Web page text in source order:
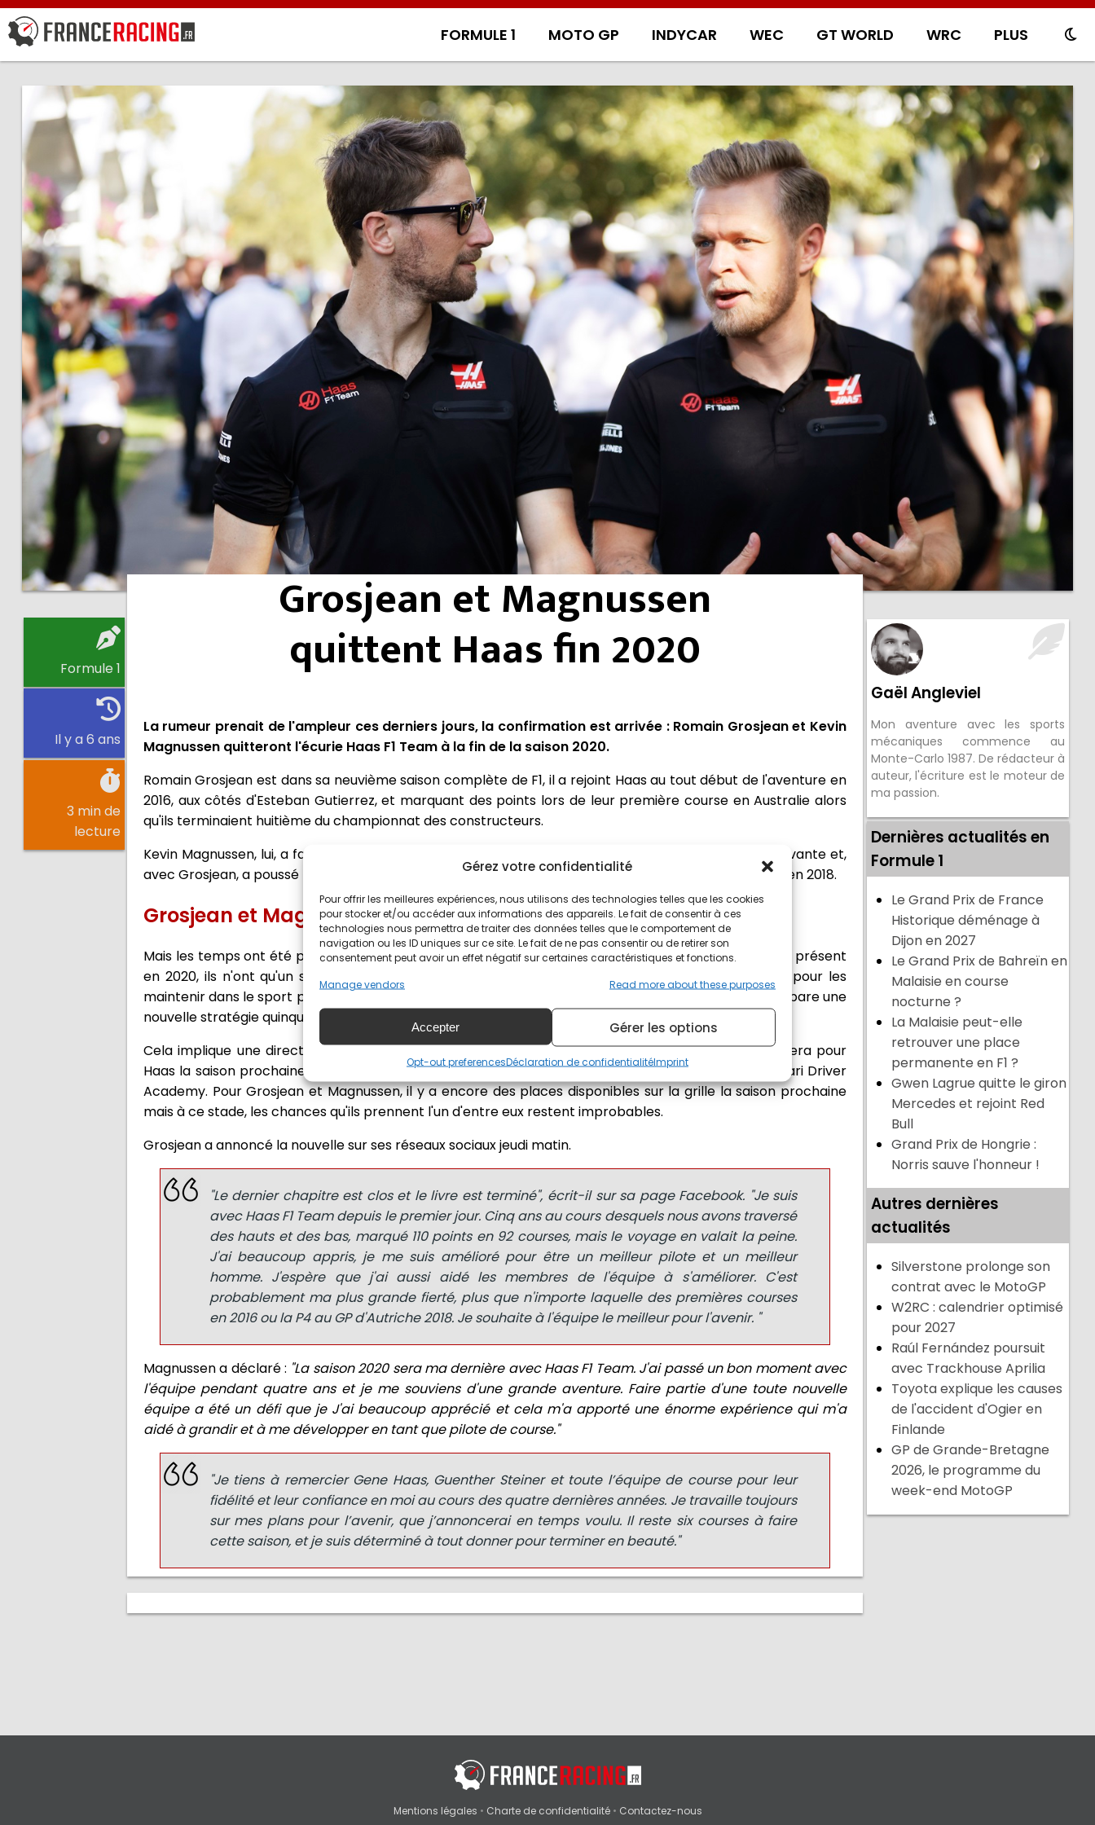
Gérez votre confidentialité
Pour offrir les meilleures expériences, nous utilisons des technologies telles que les cookies
pour stocker et/ou accéder aux informations des appareils. Le fait de consentir à ces
technologies nous permettra de traiter des données telles que le comportement de
navigation ou les ID uniques sur ce site. Le fait de ne pas consentir ou de retirer son
consentement peut avoir un effet négatif sur certaines caractéristiques et fonctions.
Manage vendors
Read more about these purposes
Accepter Gérer les options
Opt-out preferencesDéclaration de confidentialitéImprint
FORMULE 1 MOTO GP INDYCAR WEC GT WORLD WRC PLUS
Formule 1
Il y a 6 ans
3 min de
lecture
Grosjean et Magnussen
quittent Haas fin 2020
La rumeur prenait de l'ampleur ces derniers jours, la confirmation est arrivée : Romain Grosjean et Kevin
Magnussen quitteront l'écurie Haas F1 Team à la fin de la saison 2020.
Romain Grosjean est dans sa neuvième saison complète de F1, il a rejoint Haas au tout début de l'aventure en
2016, aux côtés d'Esteban Gutierrez, et marquant des points lors de leur première course en Australie alors
qu'ils terminaient huitième du championnat des constructeurs.
Kevin Magnussen, lui, a fait ses débuts en F1 avec McLaren en 2014, a remplacé Gutierrez l'année suivante et,
avec Grosjean, a poussé l'équipe à un impressionnant cinquième au championnat des constructeurs en 2018.
Grosjean et Magnussen quittent Haas
Mais les temps ont été plus difficiles depuis, avec une diminution de leur nombre de points et jusqu'à présent
en 2020, ils n'ont qu'un seul point à leur compteur. Haas ayant signé le nouvel accord Concorde pour les
maintenir dans le sport pendant les cinq prochaines années à partir de 2021, l'équipe américaine prépare une
nouvelle stratégie quinquennale.
Cela implique une direction différente avec des nouveaux pilotes, on ne sait toujours pas qui pilotera pour
Haas la saison prochaine, mais on pense qu'au moins un siège sera occupé par un pilote de la Ferrari Driver
Academy. Pour Grosjean et Magnussen, il y a encore des places disponibles sur la grille la saison prochaine
mais à ce stade, les chances qu'ils prennent l'un d'entre eux restent improbables.
Grosjean a annoncé la nouvelle sur ses réseaux sociaux jeudi matin.
"Le dernier chapitre est clos et le livre est terminé", écrit-il sur sa page Facebook. "Je suis
avec Haas F1 Team depuis le premier jour. Cinq ans au cours desquels nous avons traversé
des hauts et des bas, marqué 110 points en 92 courses, mais le voyage en valait la peine.
J'ai beaucoup appris, je me suis amélioré pour être un meilleur pilote et un meilleur
homme. J'espère que j'ai aussi aidé les membres de l'équipe à s'améliorer. C'est
probablement ma plus grande fierté, plus que n'importe laquelle des premières courses
en 2016 ou la P4 au GP d'Autriche 2018. Je souhaite à l'équipe le meilleur pour l'avenir. "
Magnussen a déclaré : "La saison 2020 sera ma dernière avec Haas F1 Team. J'ai passé un bon moment avec
l'équipe pendant quatre ans et je me souviens d'une grande aventure. Faire partie d'une toute nouvelle
équipe a été un défi que je J'ai beaucoup apprécié et cela m'a apporté une énorme expérience qui m'a
aidé à grandir et à me développer en tant que pilote de course."
"Je tiens à remercier Gene Haas, Guenther Steiner et toute l’équipe de course pour leur
fidélité et leur confiance en moi au cours des quatre dernières années. Je travaille toujours
sur mes plans pour l’avenir, que j’annoncerai en temps voulu. Il reste six courses à faire
cette saison, et je suis déterminé à tout donner pour terminer en beauté."
Gaël Angleviel
Mon aventure avec les sports
mécaniques commence au
Monte-Carlo 1987. De rédacteur à
auteur, l'écriture est le moteur de
ma passion.
Dernières actualités en
Formule 1
Le Grand Prix de France
Historique déménage à
Dijon en 2027
Le Grand Prix de Bahreïn en
Malaisie en course
nocturne ?
La Malaisie peut-elle
retrouver une place
permanente en F1 ?
Gwen Lagrue quitte le giron
Mercedes et rejoint Red
Bull
Grand Prix de Hongrie :
Norris sauve l'honneur !
Autres dernières
actualités
Silverstone prolonge son
contrat avec le MotoGP
W2RC : calendrier optimisé
pour 2027
Raúl Fernández poursuit
avec Trackhouse Aprilia
Toyota explique les causes
de l'accident d'Ogier en
Finlande
GP de Grande-Bretagne
2026, le programme du
week-end MotoGP
Mentions légales • Charte de confidentialité• Contactez-nous